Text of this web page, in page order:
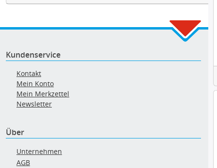
Kundenservice
Kontakt
Mein Konto
Mein Merkzettel
Newsletter
Über
Unternehmen
AGB